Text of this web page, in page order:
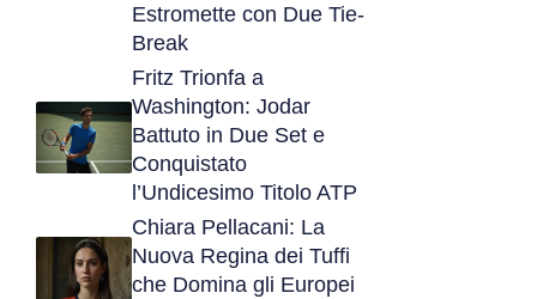
Estromette con Due Tie-
Break
Fritz Trionfa a
Washington: Jodar
Battuto in Due Set e
Conquistato
l’Undicesimo Titolo ATP
Chiara Pellacani: La
Nuova Regina dei Tuffi
che Domina gli Europei